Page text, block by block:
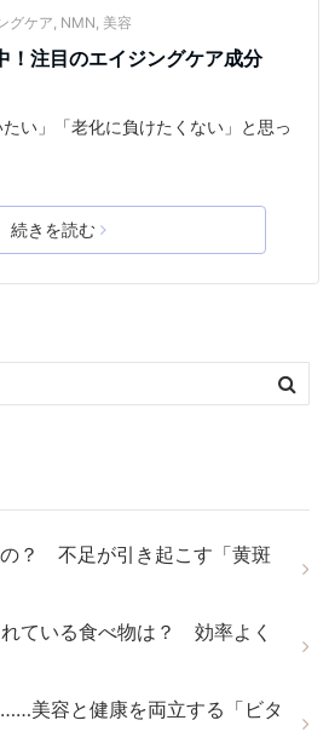
グケア, NMN, 美容
！注目のエイジングケア成分
たい」「老化に負けたくない」と思っ
続きを読む
？ 不足が引き起こす「黄斑
ている食べ物は？ 効率よく
美容と健康を両立する「ビタ